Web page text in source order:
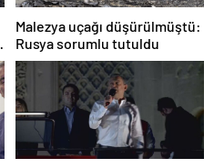
Malezya uçağı düşürülmüştü:
Rusya sorumlu tutuldu